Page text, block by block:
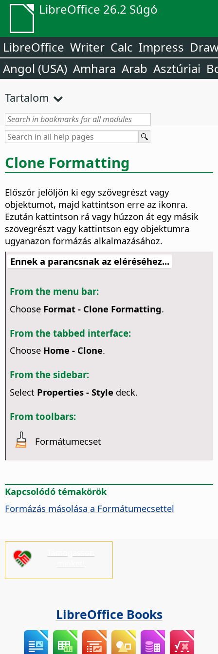
LibreOffice 26.2 Súgó
LibreOffice Writer Calc Impress
Angol (USA) Amhara Arab Asztúriai
Tartalom
Clone Formatting
Először jelöljön ki egy szövegrészt vagy
objektumot, majd kattintson erre az ikonra.
Ezután kattintson rá vagy húzzon át egy másik
szövegrészt vagy kattintson egy objektumra
ugyanazon formázás alkalmazásához.
Ennek a parancsnak az eléréséhez...
From the menu bar:
Choose Format - Clone Formatting.
From the tabbed interface:
Choose Home - Clone.
From the sidebar:
Select Properties - Style deck.
From toolbars:
Formátumecset
Kapcsolódó témakörök
Formázás másolása a Formátumecsettel
LibreOffice Books